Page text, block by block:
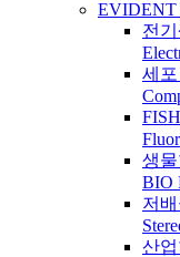
EVIDENT
전
세
생
BIO
저
산